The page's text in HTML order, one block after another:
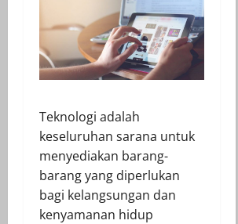
Teknologi adalah
keseluruhan sarana untuk
menyediakan barang-
barang yang diperlukan
bagi kelangsungan dan
kenyamanan hidup